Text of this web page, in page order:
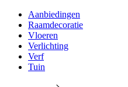
Aanbiedingen
Raamdecoratie
Vloeren
Verlichting
Verf
Tuin